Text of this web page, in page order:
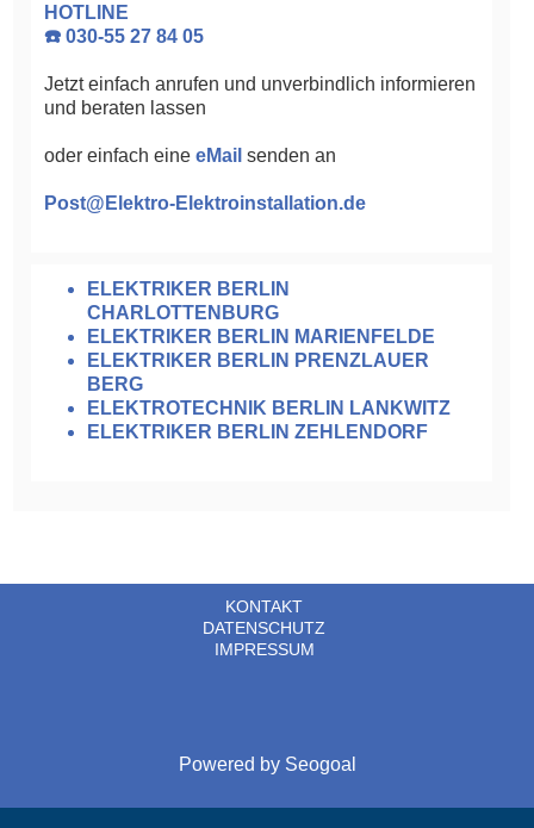
HOTLINE
☎️ 030-55 27 84 05
Jetzt einfach anrufen und unverbindlich informieren
und beraten lassen
oder einfach eine eMail senden an
Post@Elektro-Elektroinstallation.de
ELEKTRIKER BERLIN
CHARLOTTENBURG
ELEKTRIKER BERLIN MARIENFELDE
ELEKTRIKER BERLIN PRENZLAUER
BERG
ELEKTROTECHNIK BERLIN LANKWITZ
ELEKTRIKER BERLIN ZEHLENDORF
KONTAKT
DATENSCHUTZ
IMPRESSUM
Powered by Seogoal